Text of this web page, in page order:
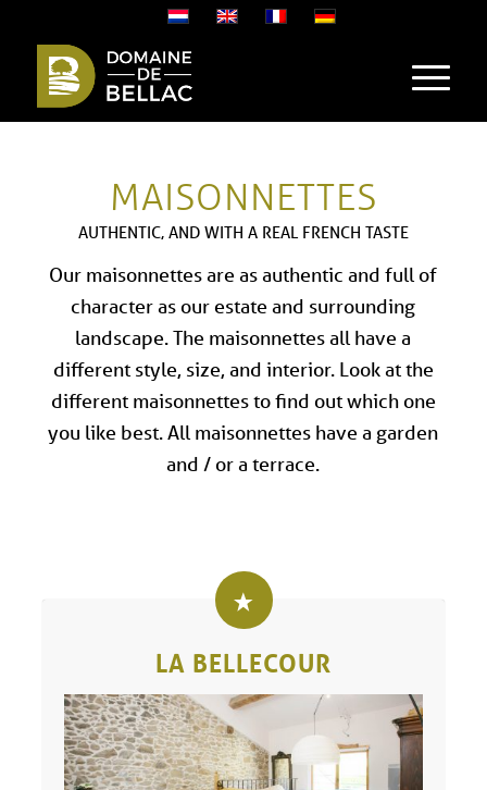
MAISONNETTES
AUTHENTIC, AND WITH A REAL FRENCH TASTE
Our maisonnettes are as authentic and full of
character as our estate and surrounding
landscape. The maisonnettes all have a
different style, size, and interior. Look at the
different maisonnettes to find out which one
you like best. All maisonnettes have a garden
and / or a terrace.
LA BELLECOUR